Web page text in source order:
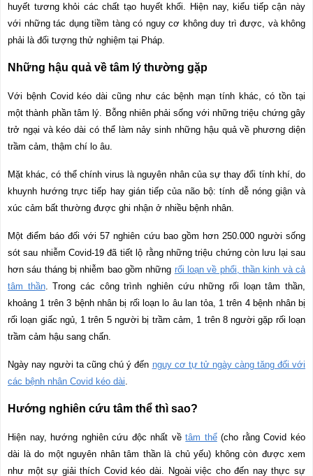
huyết tương khỏi các chất tạo huyết khối. Hiện nay, kiểu tiếp cận này
với những tác dụng tiềm tàng có nguy cơ không duy trì được, và không
phải là đối tượng thử nghiệm tại Pháp.
Những hậu quả về tâm lý thường gặp
Với bệnh Covid kéo dài cũng như các bệnh mạn tính khác, có tồn tại
một thành phần tâm lý. Bỗng nhiên phải sống với những triệu chứng gây
trở ngại và kéo dài có thể làm nảy sinh những hậu quả về phương diện
trầm cảm, thậm chí lo âu.
Mặt khác, có thể chính virus là nguyên nhân của sự thay đổi tính khí, do
khuynh hướng trực tiếp hay gián tiếp của não bộ: tính dễ nóng giận và
xúc cảm bất thường được ghi nhận ở nhiều bệnh nhân.
Một điểm báo đối với 57 nghiên cứu bao gồm hơn 250.000 người sống
sót sau nhiễm Covid-19 đã tiết lộ rằng những triệu chứng còn lưu lại sau
hơn sáu tháng bị nhiễm bao gồm những rối loạn về phổi, thần kinh và cả
tâm thần. Trong các công trình nghiên cứu những rối loạn tâm thần,
khoảng 1 trên 3 bệnh nhân bị rối loạn lo âu lan tỏa, 1 trên 4 bệnh nhân bị
rối loạn giấc ngủ, 1 trên 5 người bị trầm cảm, 1 trên 8 người gặp rối loạn
trầm cảm hậu sang chấn.
Ngày nay người ta cũng chú ý đến nguy cơ tự tử ngày càng tăng đối với
các bệnh nhân Covid kéo dài.
Hướng nghiên cứu tâm thể thì sao?
Hiện nay, hướng nghiên cứu độc nhất vềtâm thể(cho rằng Covid kéo
dài là do một nguyên nhân tâm thần là chủ yếu) không còn được xem
như một sự giải thích Covid kéo dài. Ngoài việc cho đến nay thực sự